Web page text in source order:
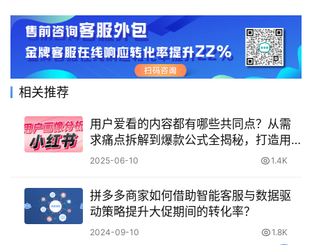
相关推荐
用户爱看的内容都有哪些共同点？从需
求痛点拆解到爆款公式全揭秘，打造用
户停留时长翻倍的流量密码！
2025-06-10 1.4K
拼多多商家如何借助智能客服与数据驱
动策略提升大促期间的转化率？
2024-09-10 1.8K